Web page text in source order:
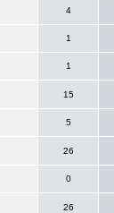
4
1
1
15
5
26
0
26